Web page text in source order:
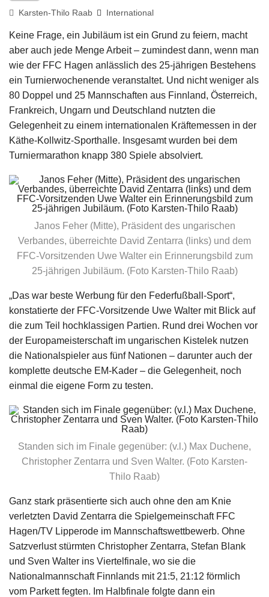
Karsten-Thilo Raab International
Keine Frage, ein Jubiläum ist ein Grund zu feiern, macht
aber auch jede Menge Arbeit – zumindest dann, wenn man
wie der FFC Hagen anlässlich des 25-jährigen Bestehens
ein Turnierwochenende veranstaltet. Und nicht weniger als
80 Doppel und 25 Mannschaften aus Finnland, Österreich,
Frankreich, Ungarn und Deutschland nutzten die
Gelegenheit zu einem internationalen Kräftemessen in der
Käthe-Kollwitz-Sporthalle. Insgesamt wurden bei dem
Turniermarathon knapp 380 Spiele absolviert.
Janos Feher (Mitte), Präsident des ungarischen
Verbandes, überreichte David Zentarra (links) und dem
FFC-Vorsitzenden Uwe Walter ein Erinnerungsbild zum
25-jährigen Jubiläum. (Foto Karsten-Thilo Raab)
„Das war beste Werbung für den Federfußball-Sport“,
konstatierte der FFC-Vorsitzende Uwe Walter mit Blick auf
die zum Teil hochklassigen Partien. Rund drei Wochen vor
der Europameisterschaft im ungarischen Kistelek nutzen
die Nationalspieler aus fünf Nationen – darunter auch der
komplette deutsche EM-Kader – die Gelegenheit, noch
einmal die eigene Form zu testen.
Standen sich im Finale gegenüber: (v.l.) Max Duchene,
Christopher Zentarra und Sven Walter. (Foto Karsten-
Thilo Raab)
Ganz stark präsentierte sich auch ohne den am Knie
verletzten David Zentarra die Spielgemeinschaft FFC
Hagen/TV Lipperode im Mannschaftswettbewerb. Ohne
Satzverlust stürmten Christopher Zentarra, Stefan Blank
und Sven Walter ins Viertelfinale, wo sie die
Nationalmannschaft Finnlands mit 21:5, 21:12 förmlich
vom Parkett fegten. Im Halbfinale folgte dann ein